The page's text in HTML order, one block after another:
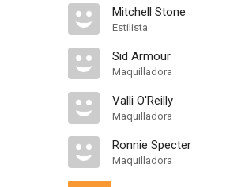
Mitchell Stone
Estilista
Sid Armour
Maquilladora
Valli O'Reilly
Maquilladora
Ronnie Specter
Maquilladora